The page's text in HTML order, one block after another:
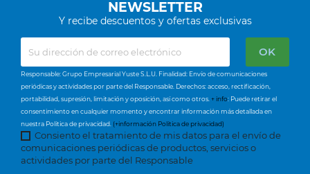
NEWSLETTER
Y recibe descuentos y ofertas exclusivas
Responsable: Grupo Empresarial Yuste S.L.U. Finalidad: Envío de comunicaciones
periódicas y actividades por parte del Responsable. Derechos: acceso, rectificación,
portabilidad, supresión, limitación y oposición, así como otros. + info: Puede retirar el
consentimiento en cualquier momento y encontrar información más detallada en
nuestra Política de privacidad. (+información Política de privacidad)
Consiento el tratamiento de mis datos para el envío de
comunicaciones periódicas de productos, servicios o
actividades por parte del Responsable